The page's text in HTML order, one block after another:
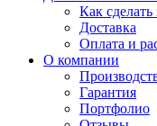
Как сделать
Доставка
Оплата и
О компании
Гарантия
Портфолио